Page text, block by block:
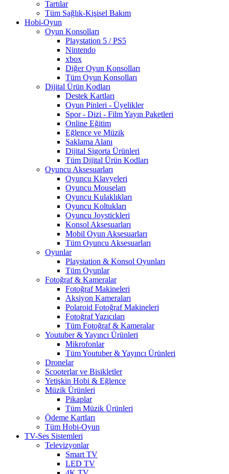
Tartılar
Tüm Sağlık-Kişisel Bakım
Hobi-Oyun
Oyun Konsolları
Playstation 5 / PS5
Nintendo
xbox
Diğer Oyun Konsolları
Tüm Oyun Konsolları
Dijital Ürün Kodları
Destek Kartları
Oyun Pinleri - Üyelikler
Spor - Dizi - Film Yayın Paketleri
Online Eğitim
Eğlence ve Müzik
Saklama Alanı
Dijital Sigorta Ürünleri
Tüm Dijital Ürün Kodları
Oyuncu Aksesuarları
Oyuncu Klavyeleri
Oyuncu Mouseları
Oyuncu Kulaklıkları
Oyuncu Koltukları
Oyuncu Joystickleri
Konsol Aksesuarları
Mobil Oyun Aksesuarları
Tüm Oyuncu Aksesuarları
Oyunlar
Playstation & Konsol Oyunları
Tüm Oyunlar
Fotoğraf & Kameralar
Fotoğraf Makineleri
Aksiyon Kameraları
Polaroid Fotoğraf Makineleri
Fotoğraf Yazıcıları
Tüm Fotoğraf & Kameralar
Youtuber & Yayıncı Ürünleri
Mikrofonlar
Tüm Youtuber & Yayıncı Ürünleri
Dronelar
Scooterlar ve Bisikletler
Yetişkin Hobi & Eğlence
Müzik Ürünleri
Pikaplar
Tüm Müzik Ürünleri
Ödeme Kartları
Tüm Hobi-Oyun
TV-Ses Sistemleri
Televizyonlar
Smart TV
LED TV